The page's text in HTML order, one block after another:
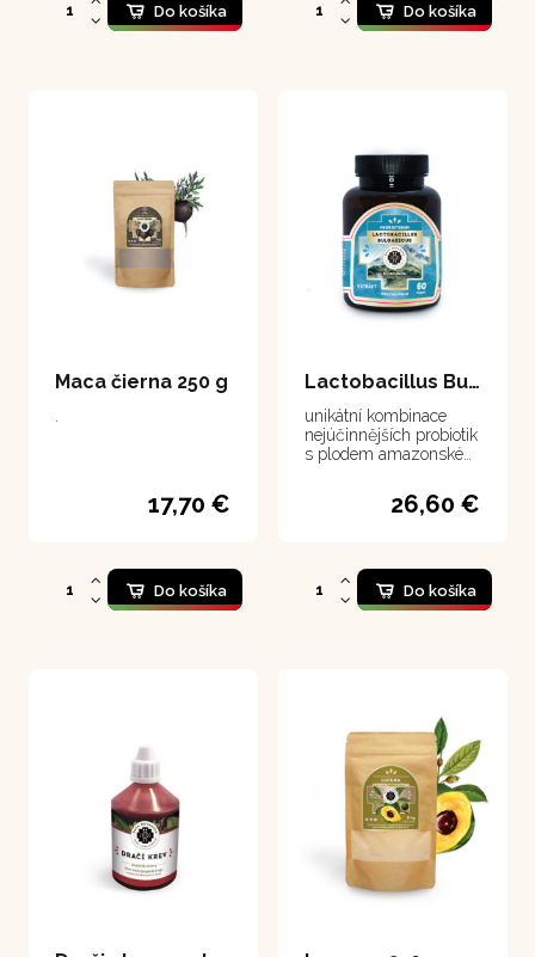
Do košíka Do košíka
Maca čierna 250 g
17,70 €
Do košíka
Lactobacillus Bulgaricus s lucumou 60 kapsúl
unikátní kombinace
nejúčinnějších probiotik
s plodem amazonské
26,60 €
Do košíka